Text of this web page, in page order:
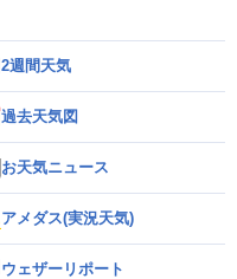
2週間天気
過去天気図
お天気ニュース
アメダス(実況天気)
ウェザーリポート